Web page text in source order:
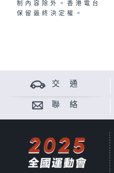
制內容除外。香港電台
保留最終決定權。
交 通
聯 絡